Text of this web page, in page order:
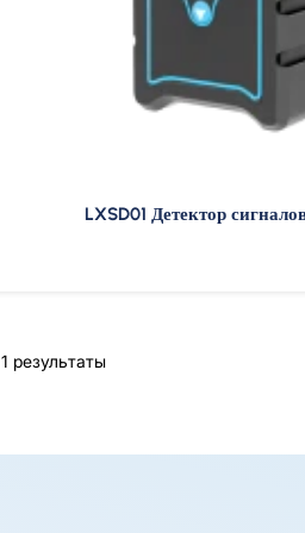
LXSD01 Детектор
1 результаты